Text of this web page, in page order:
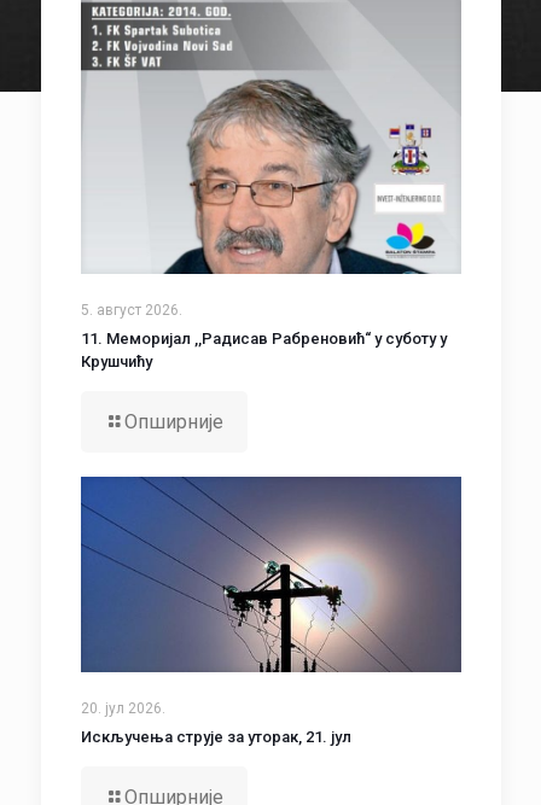
5. август 2026.
11. Меморијал ,,Радисав Рабреновић“ у суботу у
Крушчићу
Опширније
20. јул 2026.
Искључења струје за уторак, 21. јул
Опширније